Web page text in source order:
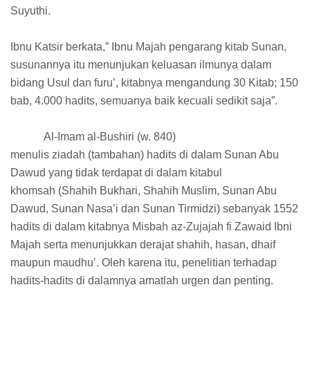
Suyuthi.
Ibnu Katsir berkata,” Ibnu Majah pengarang kitab Sunan,
susunannya itu menunjukan keluasan ilmunya dalam
bidang Usul dan furu’, kitabnya mengandung 30 Kitab; 150
bab, 4.000 hadits, semuanya baik kecuali sedikit saja”.
Al-Imam al-Bushiri (w. 840)
menulis ziadah (tambahan) hadits di dalam Sunan Abu
Dawud yang tidak terdapat di dalam kitabul
khomsah (Shahih Bukhari, Shahih Muslim, Sunan Abu
Dawud, Sunan Nasa’i dan Sunan Tirmidzi) sebanyak 1552
hadits di dalam kitabnya Misbah az-Zujajah fi Zawaid Ibni
Majah serta menunjukkan derajat shahih, hasan, dhaif
maupun maudhu’. Oleh karena itu, penelitian terhadap
hadits-hadits di dalamnya amatlah urgen dan penting.